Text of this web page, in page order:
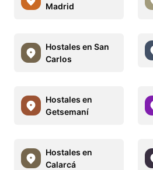
Madrid
Hostales en San
Carlos
Hostales en
Getsemaní
Hostales en
Calarcá